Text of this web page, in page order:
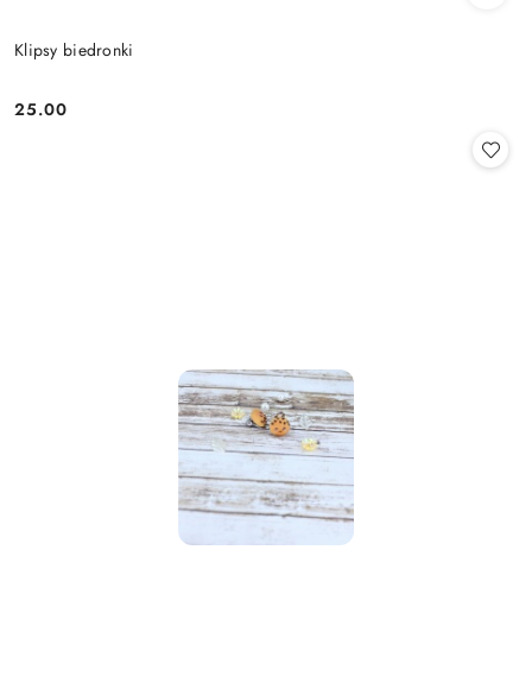
Klipsy biedronki
Cena:
25.00